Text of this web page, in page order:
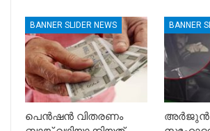
BANNER SLIDER NEWS
പെൻഷൻ വിതരണം
BANNER
അർജുൻ